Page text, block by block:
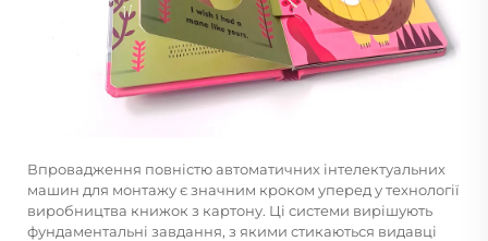
Впровадження повністю автоматичних інтелектуальних
машин для монтажу є значним кроком уперед у технології
виробництва книжок з картону. Ці системи вирішують
фундаментальні завдання, з якими стикаються видавці